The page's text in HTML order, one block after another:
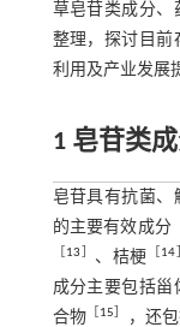
草皂苷类成分、
整理，探讨目前
利用及产业发展
1 皂苷类
皂苷具有抗菌
的主要有效成分
13 、桔梗 14
成分主要包括
合物［ 15 ，还